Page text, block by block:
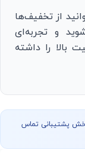
از تخفیف‌ها
و تجربه‌ای
بالا را داشته
بخش پشتیبانی تماس